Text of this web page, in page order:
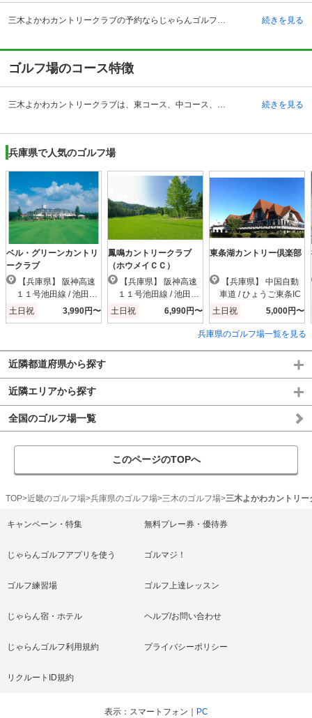
三木よかわカントリークラブの予約ならじゃらんゴルフ。カートの有無や利用税、キャンセル料、ナイター設備、駐車場などのコース情報はもちろん、口コミ、フォトギャラリーなどコースの難易度や攻略に役立つ情報充実、予約する度にポイントが貯まるのでお得にゴルフをお楽しみ頂けます。 三木よかわカントリークラブは、兵庫県三木市口吉川町にあるゴルフ場です。自動車の場合、中国自動車道の吉川インターチェンジから約20分程度、山陽自動車道の三木東インターチェンジより約30分程度です。電車の場合、宝塚駅・三宮駅からはクラブバスも運行しているので、電車でのアクセスもよいゴルフ場です。 昭和53年に三木よかわカントリークラブは開場され、丘陵コースの全27ホールで構成されております。施設に関しては、クラブハウス内に広いコンペルームがあり、企業・団体のコンペ会場として人気があります。また、レストランは季節のメニューを取り揃えたメニューが充実しています。アクセスや設備を含めるとトータルで人気の高いゴルフ場です。 続きを見る
ゴルフ場のコース特徴
三木よかわカントリークラブは、東コース、中コース、西コースの3コース、合計27ホールから構成される丘陵コースです。全体的にフラットで、フェアウェイも広く、スケールの大きなゴルフを楽しむことができます。3つコースには、それぞれ池が配置されており、コースの景観は非常に美しくなっています。東コースは池越えや谷越えがあり、難易度が高いホールもありますが、比較的攻略しやすいコースです。中コースは幅広いフェアウェイが特徴で、攻めのゴルフをしたい方向きです。西コースは、バンカーやコース幅を考慮し技術を駆使しながらのプレーが必要となります。三木よかわカントリークラブは、各コースとも多彩で個性的なコースを楽しめるという点で、人気のゴルフ場です。 続きを見る
兵庫県で人気のゴルフ場
ベル・グリーンカントリ
ークラブ
１１号池田線 / 池田木
部IC
土日祝 3,990円〜
鳳鳴カントリークラブ
（ホウメイＣＣ）
１１号池田線 / 池田木
部IC
土日祝 6,990円〜
東条湖カントリー倶楽部
車道 / ひょうご東条IC
土日祝
5,000円〜
兵庫県のゴルフ場一覧を見る
近隣都道府県から探す
近隣エリアから探す
全国のゴルフ場一覧
このページのTOPへ
TOP 近畿のゴルフ場 兵庫県のゴルフ場 三木のゴルフ場 三木よかわカントリー
キャンペーン・特集 無料プレー券・優待券
じゃらんゴルフアプリを使う ゴルマジ！
ゴルフ練習場 ゴルフ上達レッスン
じゃらん宿・ホテル ヘルプ/お問い合わせ
じゃらんゴルフ利用規約 プライバシーポリシー
リクルートID規約
表示 スマートフォン PC